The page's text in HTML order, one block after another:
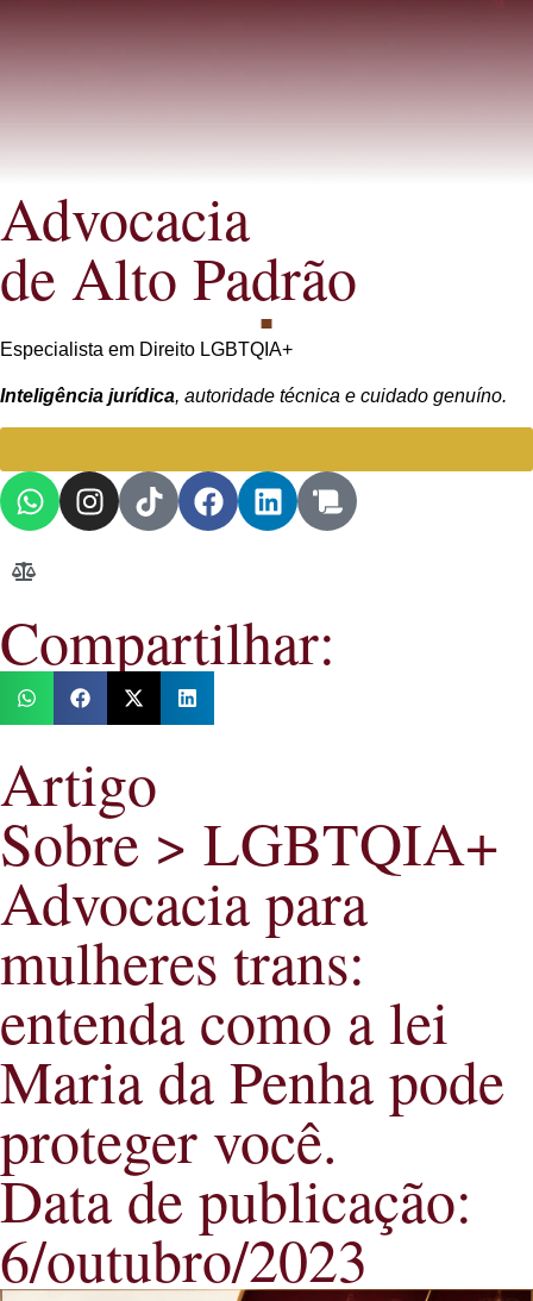
Advocacia
de Alto Padrão
Especialista em Direito LGBTQIA+
Inteligência jurídica, autoridade técnica e cuidado genuíno.
Compartilhar:
Artigo
Sobre > LGBTQIA+
Advocacia para
mulheres trans:
entenda como a lei
Maria da Penha pode
proteger você.
Data de publicação:
6/outubro/2023